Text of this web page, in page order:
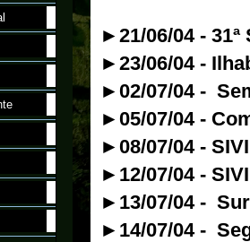
►21/06/04 -
►23/06/04 -
►02/07/04 -
►05/07/04 -
►08/07/04 -
►12/07/04 -
►13/07/04 -
►14/07/04 -